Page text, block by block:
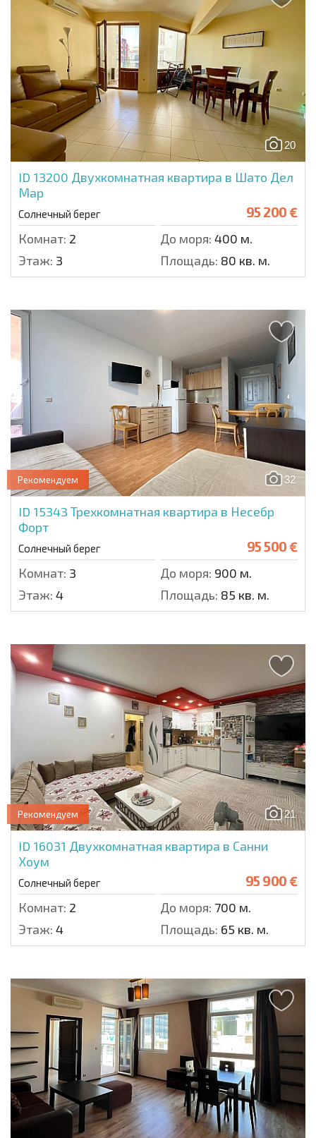
20
ID 13200 Двухкомнатная квартира в Шато Дел
Мар
Солнечный берег 95 200 €
Комнат: 2 До моря: 400 м.
Этаж: 3 Площадь: 80 кв. м.
32
Рекомендуем
ID 15343 Трехкомнатная квартира в Несебр
Форт
Солнечный берег 95 500 €
Комнат: 3 До моря: 900 м.
Этаж: 4 Площадь: 85 кв. м.
21
Рекомендуем
ID 16031 Двухкомнатная квартира в Санни
Хоум
Солнечный берег 95 900 €
Комнат: 2 До моря: 700 м.
Этаж: 4 Площадь: 65 кв. м.